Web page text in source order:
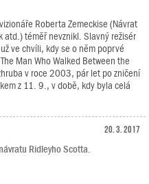
Roberta Zemeckise (Návrat
atd.) téměř nevznikl. Slavný režisér
ve chvíli, kdy se o něm poprvé
Man Who Walked Between the
v roce 2003, pár let po zničení
z 11. 9., v době, kdy byla celá
20. 3. 2017
Ridleyho Scotta.